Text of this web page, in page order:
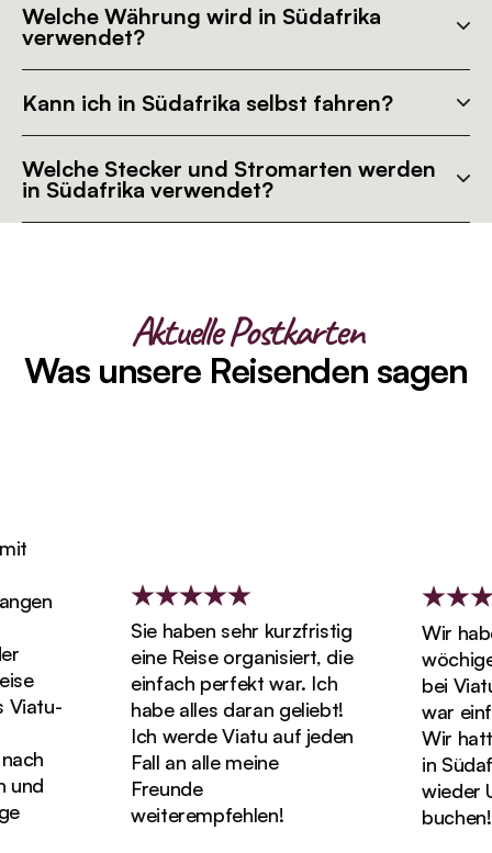
Welche Währung wird in Südafrika
verwendet?
Kann ich in Südafrika selbst fahren?
Welche Stecker und Stromarten werden
in Südafrika verwendet?
Aktuelle Postkarten
Was unsere Reisenden sagen
Sie haben sehr kurzfristig
eine Reise organisiert, die
einfach perfekt war. Ich
habe alles daran geliebt!
Ich werde Viatu auf jeden
Fall an alle meine
Freunde
weiterempfehlen!
Wir
bei Viatu
war
Wir
in
wieder
buchen!